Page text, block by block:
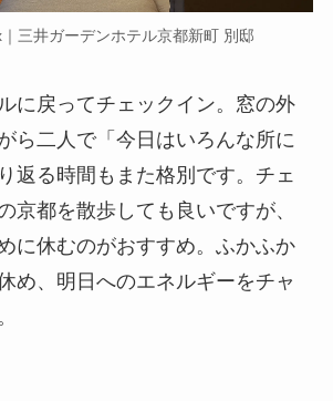
三井ガーデンホテル京都新町 別邸
に戻ってチェックイン。窓の外
ら二人で「今日はいろんな所に
返る時間もまた格別です。チェ
京都を散歩しても良いですが、
に休むのがおすすめ。ふかふか
め、明日へのエネルギーをチャ